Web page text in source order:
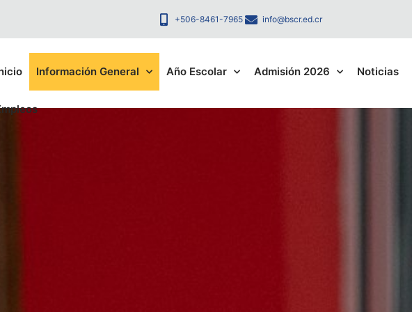
+506-8461-7965 info@bscr.ed.cr
Información General Año Escolar Admisión 2026 Noticias